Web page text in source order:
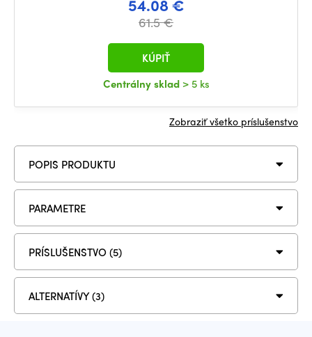
54.08 €
61.5 €
Centrálny sklad > 5 ks
KÚPIŤ
Zobraziť všetko príslušenstvo
POPIS PRODUKTU
PARAMETRE
PRÍSLUŠENSTVO (5)
ALTERNATÍVY (3)